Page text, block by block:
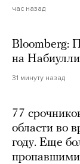
час назад
Bloomberg:
на
31 минуту назад
77
области во
году. Еще
пропавшими